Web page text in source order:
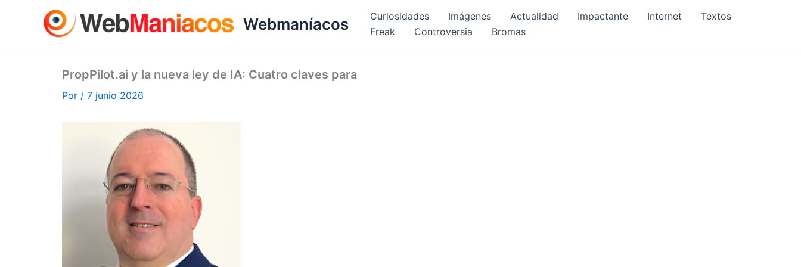
Webmaníacos Curiosidades Imágenes Actualidad Impactante Internet
Textos
Freak
Controversia Bromas
PropPilot.ai y la nueva ley de IA: Cuatro claves para
Por / 7 junio 2026